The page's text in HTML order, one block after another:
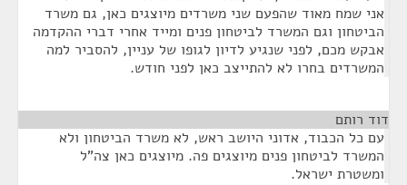
אני שמח מאוד שהפעם שני משרדים מיוצגים כאן, גם משרד
הביטחון וגם המשרד לביטחון פנים ומייד אחרי דברי ההקדמה
אבקש מכם, לפני שנגיע לדיון לגופו של עניין, להסביר למה
המשרדים בחרו לא להתייצב כאן לפני חודש.
דוד רותם
עם כל הכבוד, אדוני היושב ראש, לא משרד הביטחון ולא
המשרד לביטחון פנים מיוצגים פה. מיוצגים כאן צה"ל
ומשטרת ישראל.